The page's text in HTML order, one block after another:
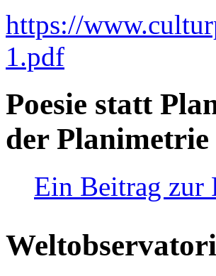
https://
1.pdf
Poesie statt
der Planimetrie
Ein Beitrag zur